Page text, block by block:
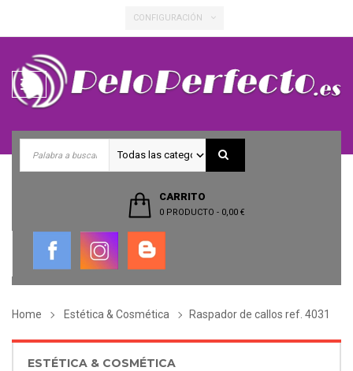
CONFIGURACIÓN
Toggle
navigation
CARRITO
0 PRODUCTO - 0,00 €
Home Estética & Cosmética Raspador de callos ref. 4031
ESTÉTICA & COSMÉTICA